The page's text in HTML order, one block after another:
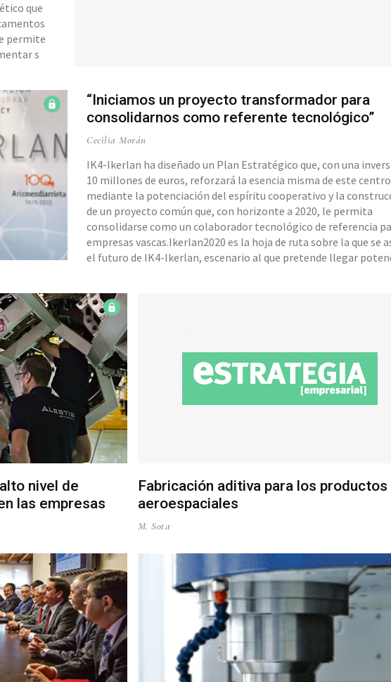
que
permite
s
“Iniciamos un proyecto transformador para
consolidarnos como referente tecnológico”
Cecilia Morán
IK4-Ikerlan ha diseñado un Plan Estratégico que, con una
10 millones de euros, reforzará la esencia misma de este centro
mediante la potenciación del espíritu cooperativo y la
de un proyecto común que, con horizonte a 2020, le permita
consolidarse como un colaborador tecnológico de referencia
empresas vascas.Ikerlan2020 es la hoja de ruta sobre la que se
el futuro de IK4-Ikerlan, escenario al que pretende llegar
mejora de la competitividad de las empresa
nivel de
las empresas
Fabricación aditiva para los productos
aeroespaciales
M. Sota